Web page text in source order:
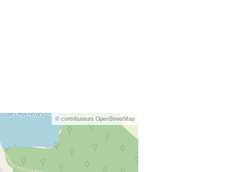
© contributeurs OpenStreetMap